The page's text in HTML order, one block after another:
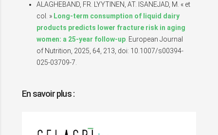
ALAGHEBAND, FR. LYYTINEN, AT. ISANEJAD, M. « et
col. » Long-term consumption of liquid dairy
products predicts lower fracture risk in aging
women: a 25-year follow-up European Journal
of Nutrition, 2025, 64, 213, doi: 10.1007/s00394-
025-03709-7.
En savoir plus :